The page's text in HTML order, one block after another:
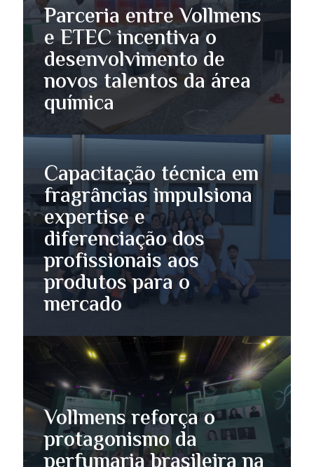
Parceria entre Vollmens
e ETEC incentiva o
desenvolvimento de
novos talentos da área
química
Capacitação técnica em
fragrâncias impulsiona
expertise e
diferenciação dos
profissionais aos
produtos para o
mercado
Vollmens reforça o
protagonismo da